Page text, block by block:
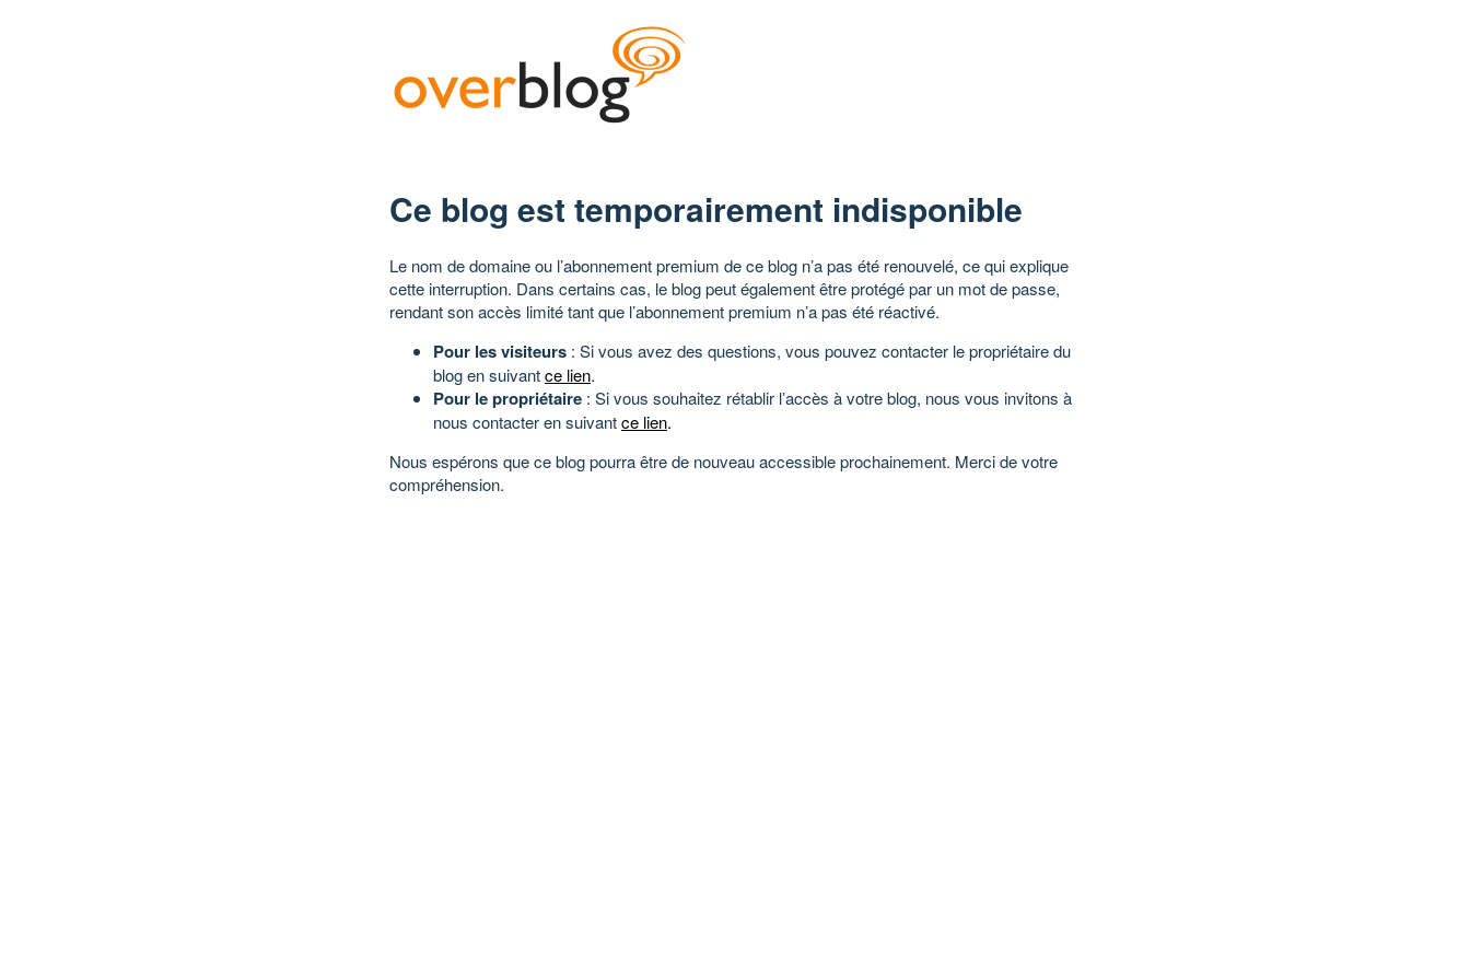
Ce blog est temporairement indisponible
Le nom de domaine ou l’abonnement premium de ce blog n’a pas été renouvelé, ce qui explique
cette interruption. Dans certains cas, le blog peut également être protégé par un mot de passe,
rendant son accès limité tant que l’abonnement premium n’a pas été réactivé.
Pour les visiteurs : Si vous avez des questions, vous pouvez contacter le propriétaire du
blog en suivantce lien.
Pour le propriétaire : Si vous souhaitez rétablir l’accès à votre blog, nous vous invitons à
nous contacter en suivantce lien.
Nous espérons que ce blog pourra être de nouveau accessible prochainement. Merci de votre
compréhension.